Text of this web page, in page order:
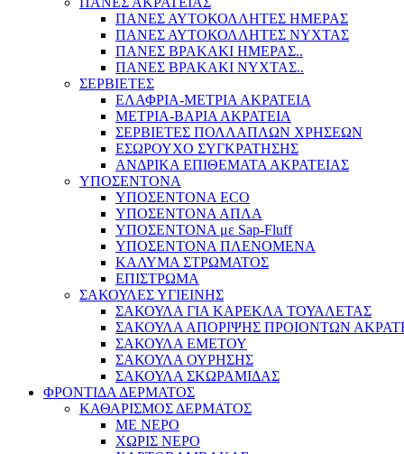
ΠΑΝΕΣ ΑΥΤΟΚΟΛΛΗΤΕΣ ΗΜΕΡΑΣ
ΠΑΝΕΣ ΑΥΤΟΚΟΛΛΗΤΕΣ ΝΥΧΤΑΣ
ΠΑΝΕΣ ΒΡΑΚΑΚΙ ΗΜΕΡΑΣ..
ΠΑΝΕΣ ΒΡΑΚΑΚΙ ΝΥΧΤΑΣ..
ΣΕΡΒΙΕΤΕΣ
ΕΛΑΦΡΙΑ-ΜΕΤΡΙΑ ΑΚΡΑΤΕΙΑ
ΜΕΤΡΙΑ-ΒΑΡΙΑ ΑΚΡΑΤΕΙΑ
ΣΕΡΒΙΕΤΕΣ ΠΟΛΛΑΠΛΩΝ ΧΡΗΣΕΩΝ
ΕΣΩΡΟΥΧΟ ΣΥΓΚΡΑΤΗΣΗΣ
ΑΝΔΡΙΚΑ ΕΠΙΘΕΜΑΤΑ ΑΚΡΑΤΕΙΑΣ
ΥΠΟΣΕΝΤΟΝΑ
ΥΠΟΣΕΝΤΟΝΑ ECO
ΥΠΟΣΕΝΤΟΝΑ ΑΠΛΑ
ΥΠΟΣΕΝΤΟΝΑ με Sap-Fluff
ΥΠΟΣΕΝΤΟΝΑ ΠΛΕΝΟΜΕΝΑ
ΚΑΛΥΜΑ ΣΤΡΩΜΑΤΟΣ
ΕΠΙΣΤΡΩΜΑ
ΣΑΚΟΥΛΕΣ ΥΓΙΕΙΝΗΣ
ΣΑΚΟΥΛΑ ΓΙΑ ΚΑΡΕΚΛΑ ΤΟΥΑΛΕΤΑΣ
ΣΑΚΟΥΛΑ ΑΠΟΡΙΨΗΣ ΠΡΟΙΟΝΤΩΝ
ΣΑΚΟΥΛΑ ΕΜΕΤΟΥ
ΣΑΚΟΥΛΑ ΟΥΡΗΣΗΣ
ΣΑΚΟΥΛΑ ΣΚΩΡΑΜΙΔΑΣ
ΦΡΟΝΤΙΔΑ ΔΕΡΜΑΤΟΣ
ΚΑΘΑΡΙΣΜΟΣ ΔΕΡΜΑΤΟΣ
ΜΕ ΝΕΡΟ
ΧΩΡΙΣ ΝΕΡΟ